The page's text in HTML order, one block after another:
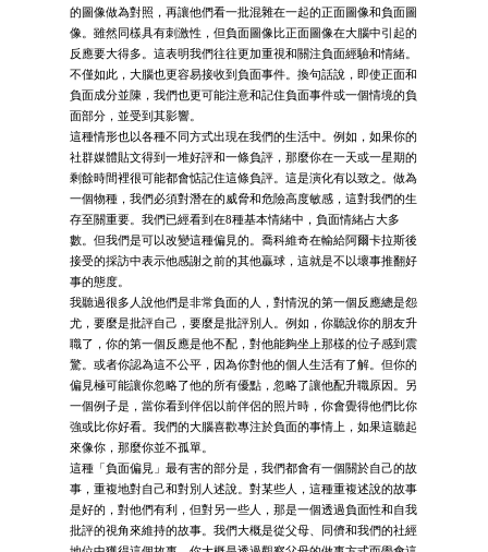
的圖像做為對照，再讓他們看一批混雜在一起的正面圖像和負面圖
像。雖然同樣具有刺激性，但負面圖像比正面圖像在大腦中引起的
反應要大得多。這表明我們往往更加重視和關注負面經驗和情緒。
不僅如此，大腦也更容易接收到負面事件。換句話說，即使正面和
負面成分並陳，我們也更可能注意和記住負面事件或一個情境的負
面部分，並受到其影響。
這種情形也以各種不同方式出現在我們的生活中。例如，如果你的
社群媒體貼文得到一堆好評和一條負評，那麼你在一天或一星期的
剩餘時間裡很可能都會惦記住這條負評。這是演化有以致之。做為
一個物種，我們必須對潛在的威脅和危險高度敏感，這對我們的生
存至關重要。我們已經看到在8種基本情緒中，負面情緒占大多
數。但我們是可以改變這種偏見的。喬科維奇在輸給阿爾卡拉斯後
接受的採訪中表示他感謝之前的其他贏球，這就是不以壞事推翻好
事的態度。
我聽過很多人說他們是非常負面的人，對情況的第一個反應總是怨
尤，要麼是批評自己，要麼是批評別人。例如，你聽說你的朋友升
職了，你的第一個反應是他不配，對他能夠坐上那樣的位子感到震
驚。或者你認為這不公平，因為你對他的個人生活有了解。但你的
偏見極可能讓你忽略了他的所有優點，忽略了讓他配升職原因。另
一個例子是，當你看到伴侶以前伴侶的照片時，你會覺得他們比你
強或比你好看。我們的大腦喜歡專注於負面的事情上，如果這聽起
來像你，那麼你並不孤單。
這種「負面偏見」最有害的部分是，我們都會有一個關於自己的故
事，重複地對自己和對別人述說。對某些人，這種重複述說的故事
是好的，對他們有利，但對另一些人，那是一個透過負面性和自我
批評的視角來維持的故事。我們大概是從父母、同儕和我們的社經